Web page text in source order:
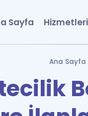
Sayfa
Ana Sayfa